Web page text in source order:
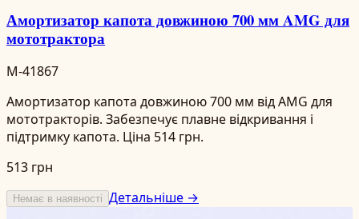
Амортизатор капота довжиною 700 мм AMG для
мототрактора
M-41867
Амортизатор капота довжиною 700 мм від AMG для
мототракторів. Забезпечує плавне відкривання і
підтримку капота. Ціна 514 грн.
513 грн
Немає в наявності Детальніше →